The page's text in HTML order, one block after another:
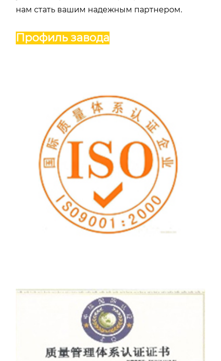
нам стать вашим надежным партнером.
Профиль завода